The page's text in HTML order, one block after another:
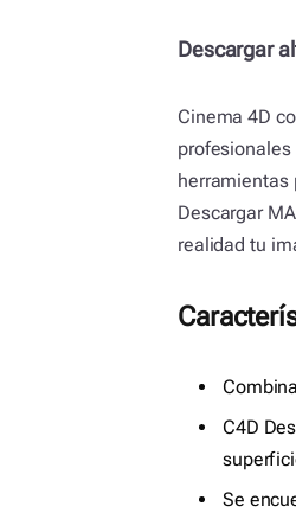
Descargar
Cinema 4D
herramientas
Descargar
realidad tu
C4D
Se